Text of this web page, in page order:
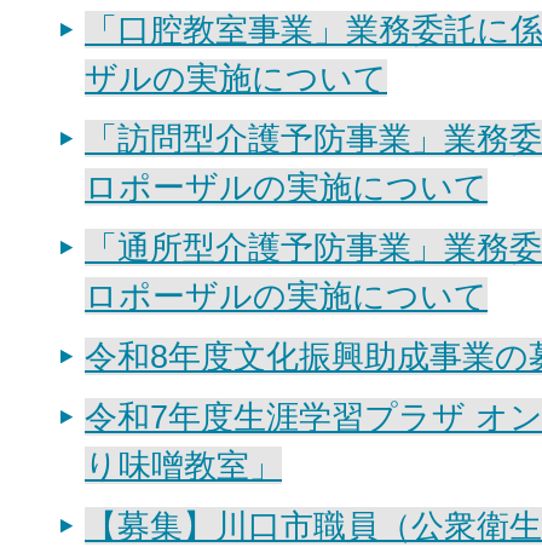
「口腔教室事業」業務委託に
ザルの実施について
「訪問型介護予防事業」業務
ロポーザルの実施について
「通所型介護予防事業」業務
ロポーザルの実施について
令和8年度文化振興助成事業
令和7年度生涯学習プラザ オ
り味噌教室」
【募集】川口市職員（公衆衛